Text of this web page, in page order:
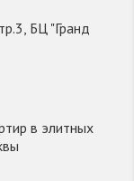
БЦ "Гранд
в элитных